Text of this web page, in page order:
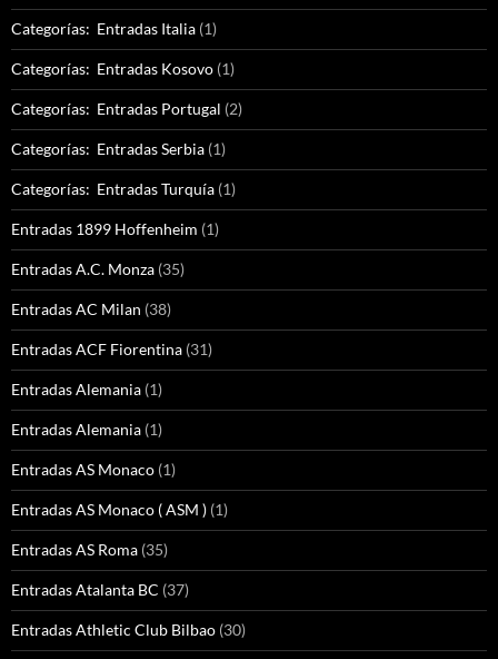
Categorías: Entradas Italia (1)
Categorías: Entradas Kosovo (1)
Categorías: Entradas Portugal (2)
Categorías: Entradas Serbia (1)
Categorías: Entradas Turquía (1)
Entradas 1899 Hoffenheim (1)
Entradas A.C. Monza (35)
Entradas AC Milan (38)
Entradas ACF Fiorentina (31)
Entradas Alemania (1)
Entradas Alemania (1)
Entradas AS Monaco (1)
Entradas AS Monaco ( ASM ) (1)
Entradas AS Roma (35)
Entradas Atalanta BC (37)
Entradas Athletic Club Bilbao (30)